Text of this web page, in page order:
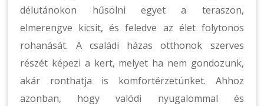
délutánokon hűsölni egyet a teraszon,
elmerengve kicsit, és feledve az élet folytonos
rohanását. A családi házas otthonok szerves
részét képezi a kert, melyet ha nem gondozunk,
akár ronthatja is komfortérzetünket. Ahhoz
azonban, hogy valódi nyugalommal és